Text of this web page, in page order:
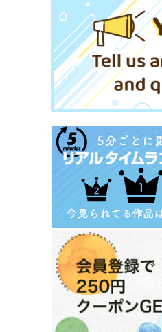
円 （税込）
フィガロ×ファウスト
サンプル 作品詳細
バニー屋さんの約束
みみんともり
1,100円 （税込）
フィガロ×ファウスト